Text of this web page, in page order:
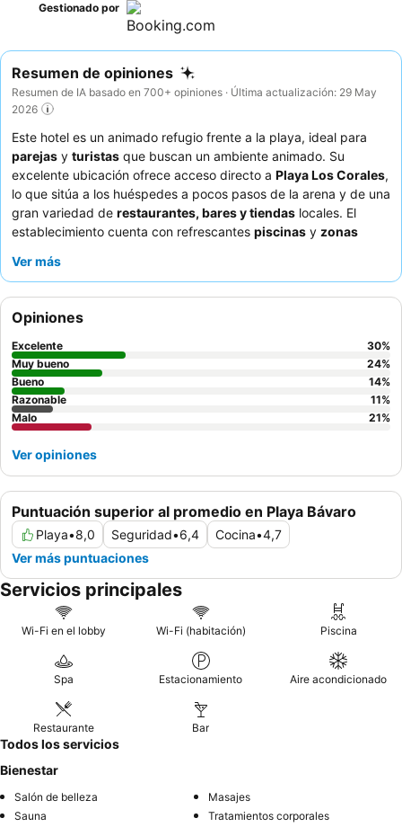
Gestionado por
Resumen de opiniones
Resumen de IA basado en 700+ opiniones · Última actualización: 29 May
2026
Este hotel es un animado refugio frente a la playa, ideal para
parejas y turistas que buscan un ambiente animado. Su
excelente ubicación ofrece acceso directo a Playa Los Corales,
lo que sitúa a los huéspedes a pocos pasos de la arena y de una
gran variedad de restaurantes, bares y tiendas locales. El
establecimiento cuenta con refrescantes piscinas y zonas
elogian constantemente al
mar es todo un punto a favor. Para disfrutar de una experiencia
realmente tranquila, considere la posibilidad de reservar una
villa con
Ver más
Puntuación superior al promedio en Playa Bávaro
Playa•8,0 Seguridad•6,4 Cocina•4,7
Ver más puntuaciones
Opiniones
Excelente 30%
Muy bueno
24%
Bueno
14%
Razonable
11%
Malo
21%
Ver opiniones
Servicios principales
Wi-Fi en el lobby Wi-Fi (habitación) Piscina
Spa Estacionamiento Aire acondicionado
Restaurante Bar
Todos los servicios
Bienestar
Salón de belleza
Masajes
Sauna
Tratamientos corporales